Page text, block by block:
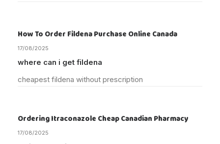
How To Order Fildena Purchase Online Canada
17/08/2025
where can i get fildena
cheapest fildena without prescription
Ordering Itraconazole Cheap Canadian Pharmacy
17/08/2025